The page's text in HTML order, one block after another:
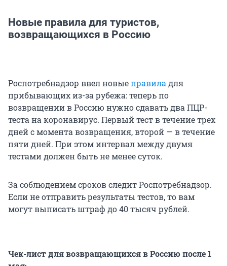
Новые правила для туристов,
возвращающихся в Россию
Роспотребнадзор ввел новыеправиладля
прибывающих из-за рубежа: теперь по
возвращении в Россию нужно сдавать два ПЦР-
теста на коронавирус. Первый тест в течение трех
дней с момента возвращения, второй — в течение
пяти дней. При этом интервал между двумя
тестами должен быть не менее суток.
За соблюдением сроков следит Роспотребнадзор.
Если не отправить результаты тестов, то вам
могут выписать штраф до 40 тысяч рублей.
Чек-лист для возвращающихся в Россию после 1